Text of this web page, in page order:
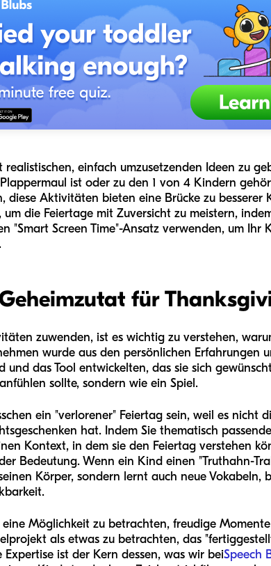
einfach umzusetzenden Ideen zu
ist oder zu den 1 von 4 Kindern
Aktivitäten bieten eine Brücke zu besserer
die Feiertage mit Zuversicht zu meistern,
"Smart Screen Time"-Ansatz verwenden, um Ihr
für
zuwenden, ist es wichtig zu verstehen,
wurde aus den persönlichen Erfahrungen
und das Tool entwickelten, das sie sich
sollte, sondern wie ein Spiel.
ein "verlorener" Feiertag sein, weil es nicht
hat. Indem Sie thematisch
Kontext, in dem sie den Feiertag verstehen
Bedeutung. Wenn ein Kind einen "Truthahn-
Körper, sondern lernt auch neue
Möglichkeit zu betrachten, freudige
als etwas zu betrachten, das
ist der Kern dessen, was wir beiSpeech